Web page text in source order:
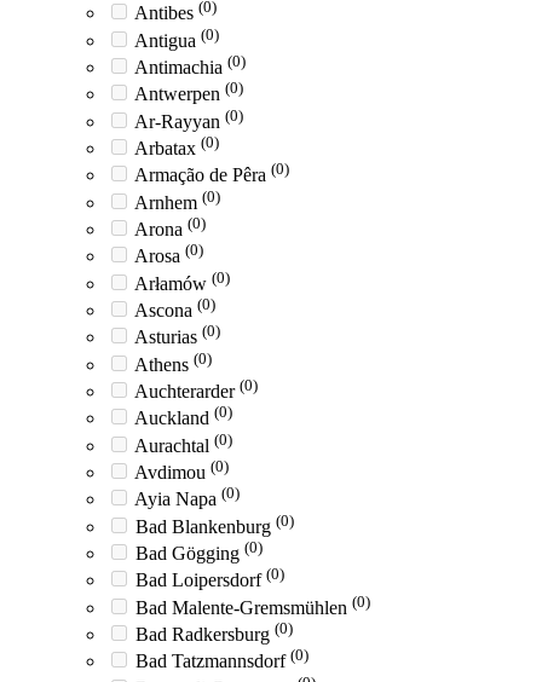
Antibes (0)
Antigua (0)
Antimachia (0)
Antwerpen (0)
Ar-Rayyan (0)
Arbatax (0)
Armação de Pêra (0)
Arnhem (0)
Arona (0)
Arosa (0)
Arłamów (0)
Ascona (0)
Asturias (0)
Athens (0)
Auchterarder (0)
Auckland (0)
Aurachtal (0)
Avdimou (0)
Ayia Napa (0)
Bad Blankenburg (0)
Bad Gögging (0)
Bad Loipersdorf (0)
Bad Malente-Gremsmühlen (0)
Bad Radkersburg (0)
Bad Tatzmannsdorf (0)